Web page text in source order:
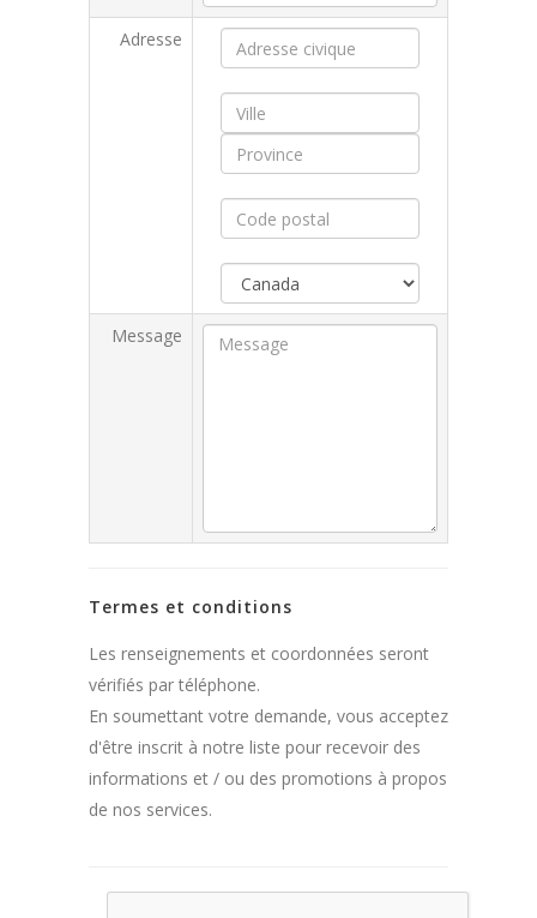
Adresse
Message
Termes et conditions
Les renseignements et coordonnées seront
vérifiés par téléphone.
En soumettant votre demande, vous acceptez
d'être inscrit à notre liste pour recevoir des
informations et / ou des promotions à propos
de nos services.